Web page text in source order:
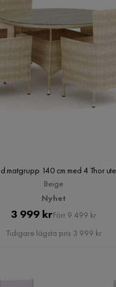
matgrupp 140 cm med 4 Thor
Beige
Nyhet
Pris
3 999 krOriginal
Pris
Förr 9 499 kr
Tidigare lägsta pris 3 999 kr